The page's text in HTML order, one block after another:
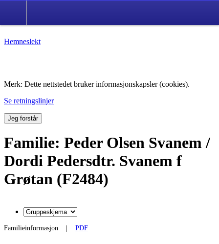
Hemneslekt
Merk: Dette nettstedet bruker informasjonskapsler (cookies).
Se retningslinjer
Jeg forstår
Familie: Peder Olsen Svanem /
Dordi Pedersdtr. Svanem f
Grøtan (F2484)
Familieinformasjon PDF